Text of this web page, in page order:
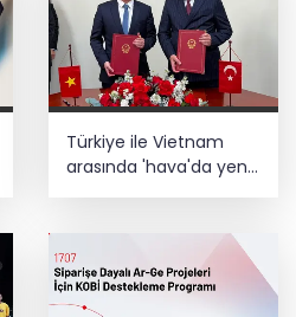
Türkiye ile Vietnam
arasında 'hava'da yeni
dönem... Sefer